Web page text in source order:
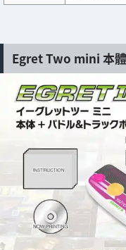
Egret Two mini 本